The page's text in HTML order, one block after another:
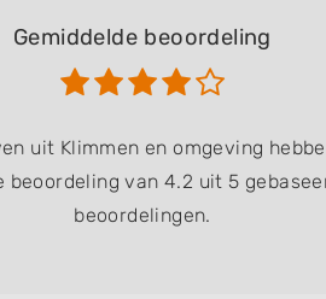
Gemiddelde beoordeling
uit Klimmen en omgeving
beoordeling van 4.2 uit 5
beoordelingen.